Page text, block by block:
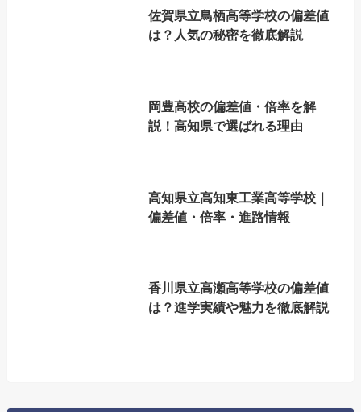
佐賀県立鳥栖高等学校の偏差値
は？人気の秘密を徹底解説
岡豊高校の偏差値・倍率を解
説！高知県で選ばれる理由
高知県立高知東工業高等学校｜
偏差値・倍率・進路情報
香川県立高瀬高等学校の偏差値
は？進学実績や魅力を徹底解説